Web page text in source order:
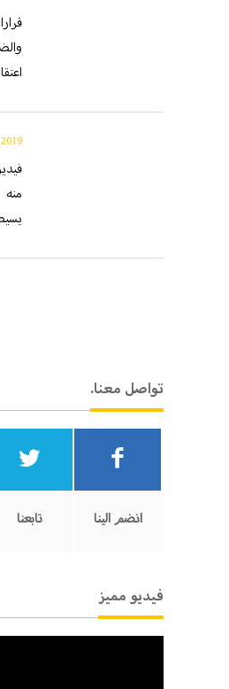
.تواصل معنا
تابعنا انضم الينا
فيديو مميز